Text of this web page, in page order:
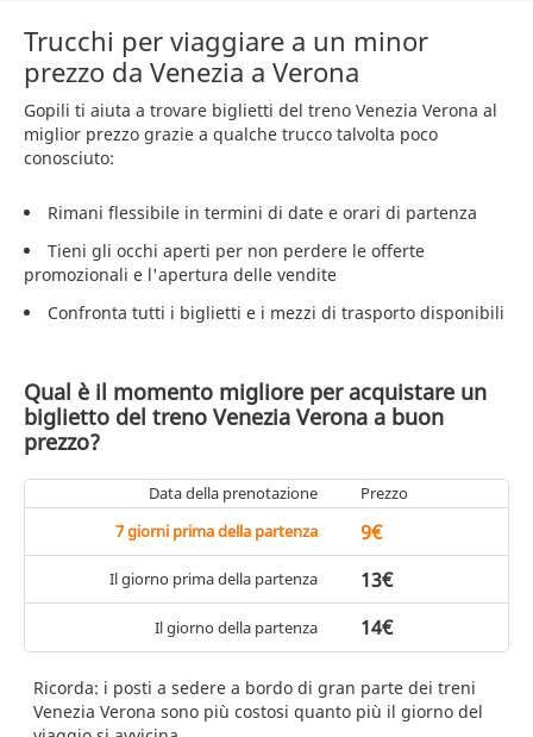
Trucchi per viaggiare a un minor
prezzo da Venezia a Verona
Gopili ti aiuta a trovare biglietti del treno Venezia Verona al
miglior prezzo grazie a qualche trucco talvolta poco
conosciuto:
Rimani flessibile in termini di date e orari di partenza
Tieni gli occhi aperti per non perdere le offerte
promozionali e l'apertura delle vendite
Confronta tutti i biglietti e i mezzi di trasporto disponibili
Qual è il momento migliore per acquistare un
biglietto del treno Venezia Verona a buon
prezzo?
Data della prenotazione
Prezzo
7 giorni prima della partenza
9€
Il giorno prima della partenza 13€
Il giorno della partenza 14€
Ricorda: i posti a sedere a bordo di gran parte dei treni
Venezia Verona sono più costosi quanto più il giorno del